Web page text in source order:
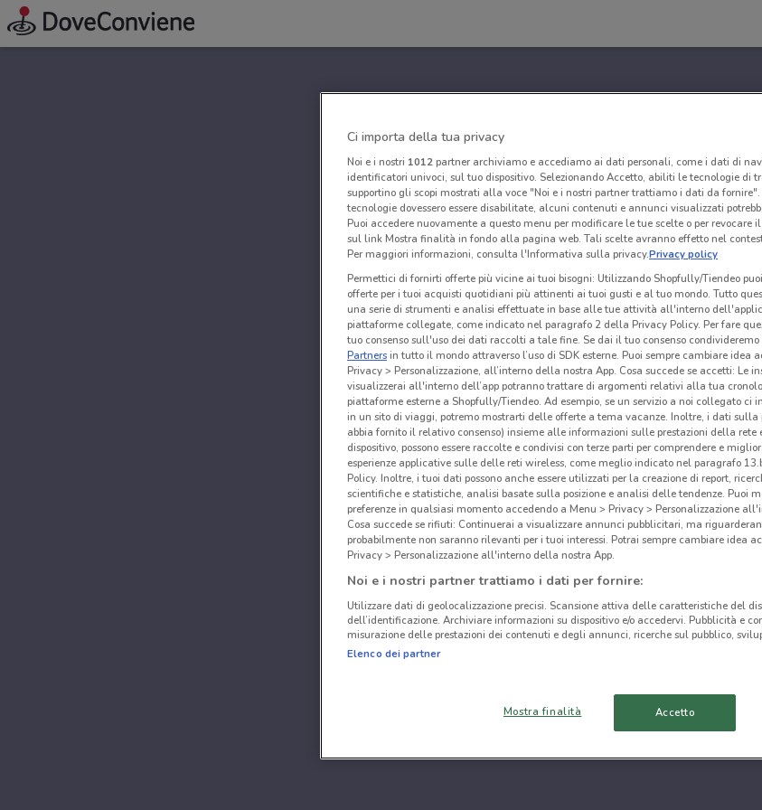
Ci importa della tua privacy
Noi e i nostri 1012partner archiviamo e accediamo ai dati personali, come i dati di
identificatori univoci, sul tuo dispositivo. Selezionando Accetto, abiliti le tecnologie di
supportino gli scopi mostrati alla voce "Noi e i nostri partner trattiamo i dati da
tecnologie dovessero essere disabilitate, alcuni contenuti e annunci visualizzati
Puoi accedere nuovamente a questo menu per modificare le tue scelte o per revocare
sul link Mostra finalità in fondo alla pagina web. Tali scelte avranno effetto nel
Per maggiori informazioni, consulta l'Informativa sulla privacy.Privacy policy
Permettici di fornirti offerte più vicine ai tuoi bisogni: Utilizzando Shopfully/Tiendeo
offerte per i tuoi acquisti quotidiani più attinenti ai tuoi gusti e al tuo mondo. Tutto
una serie di strumenti e analisi effettuate in base alle tue attività all'interno
piattaforme collegate, come indicato nel paragrafo 2 della Privacy Policy. Per fare
tuo consenso sull'uso dei dati raccolti a tale fine. Se dai il tuo consenso
Partnersin tutto il mondo attraverso l’uso di SDK esterne. Puoi sempre cambiare idea
Privacy > Personalizzazione, all’interno della nostra App. Cosa succede se accetti: Le
visualizzerai all'interno dell’app potranno trattare di argomenti relativi alla tua
piattaforme esterne a Shopfully/Tiendeo. Ad esempio, se un servizio a noi collegato ci
in un sito di viaggi, potremo mostrarti delle offerte a tema vacanze. Inoltre, i dati sulla
abbia fornito il relativo consenso) insieme alle informazioni sulle prestazioni della
dispositivo, possono essere raccolte e condivisi con terze parti per comprendere e
esperienze applicative sulle delle reti wireless, come meglio indicato nel paragrafo
Policy. Inoltre, i tuoi dati possono anche essere utilizzati per la creazione di report,
scientifiche e statistiche, analisi basate sulla posizione e analisi delle tendenze. Puoi
preferenze in qualsiasi momento accedendo a Menu > Privacy > Personalizzazione
Cosa succede se rifiuti: Continuerai a visualizzare annunci pubblicitari, ma
probabilmente non saranno rilevanti per i tuoi interessi. Potrai sempre cambiare idea
Privacy > Personalizzazione all'interno della nostra App.
Noi e i nostri partner trattiamo i dati per fornire:
Utilizzare dati di geolocalizzazione precisi. Scansione attiva delle caratteristiche del
dell’identificazione. Archiviare informazioni su dispositivo e/o accedervi. Pubblicità e
misurazione delle prestazioni dei contenuti e degli annunci, ricerche sul pubblico,
Elenco dei partner
Mostra finalità Accetto